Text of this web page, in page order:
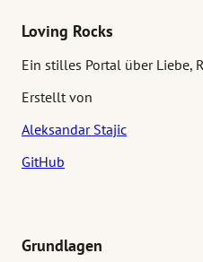
Loving Rocks
Ein stilles Portal über Liebe,
Erstellt von
Aleksandar Stajic
GitHub
Grundlagen